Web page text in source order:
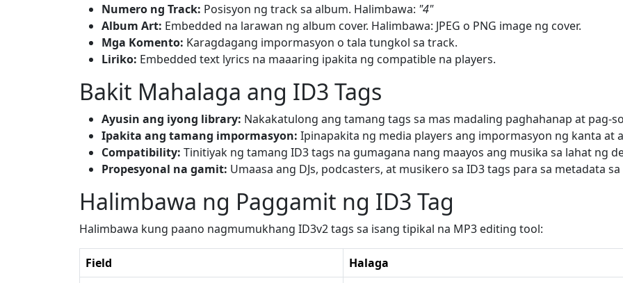
Numero ng Track: Posisyon ng track sa album. Halimbawa: "4"
Album Art: Embedded na larawan ng album cover. Halimbawa: JPEG o PNG image ng cover.
Mga Komento: Karagdagang impormasyon o tala tungkol sa track.
Liriko: Embedded text lyrics na maaaring ipakita ng compatible na players.
Bakit Mahalaga ang ID3 Tags
Ayusin ang iyong library: Nakakatulong ang tamang tags sa mas madaling paghahanap at pag-
Ipakita ang tamang impormasyon: Ipinapakita ng media players ang impormasyon ng kanta at
Compatibility: Tinitiyak ng tamang ID3 tags na gumagana nang maayos ang musika sa lahat ng
Propesyonal na gamit: Umaasa ang DJs, podcasters, at musikero sa ID3 tags para sa metadata
Halimbawa ng Paggamit ng ID3 Tag
Halimbawa kung paano nagmumukhang ID3v2 tags sa isang tipikal na MP3 editing tool:
Field
Halaga